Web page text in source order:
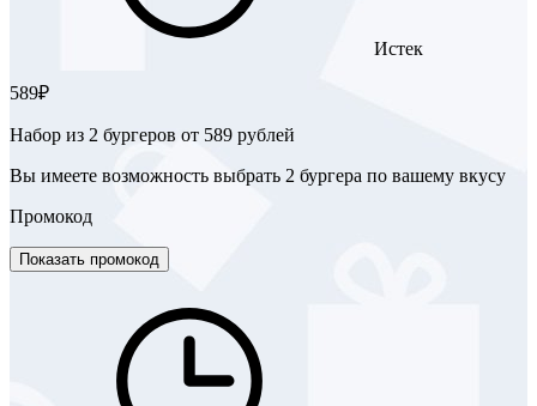
Истек
589₽
Набор из 2 бургеров от 589 рублей
Вы имеете возможность выбрать 2 бургера по вашему вкусу
Промокод
Показать промокод